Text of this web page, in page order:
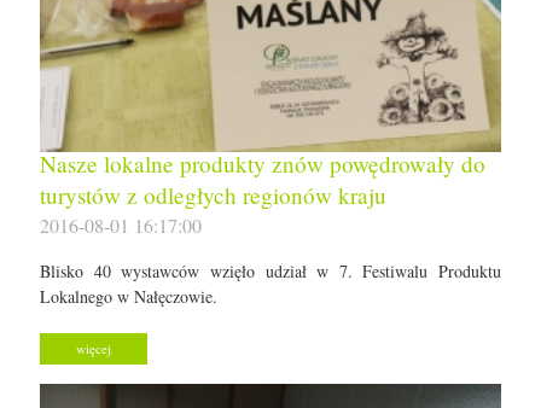
Nasze lokalne produkty znów powędrowały do
turystów z odległych regionów kraju
2016-08-01 16:17:00
Blisko 40 wystawców wzięło udział w 7. Festiwalu Produktu
Lokalnego w Nałęczowie.
więcej